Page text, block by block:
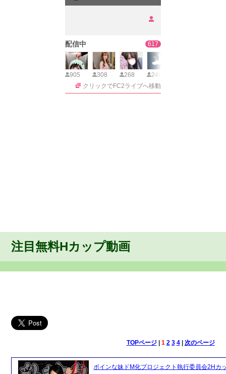
注目無料Hカップ動画
TOPページ| 1 2 3 4| 次のページ
ボインな妹ドM化プロジェクト執行委員会2Hカ